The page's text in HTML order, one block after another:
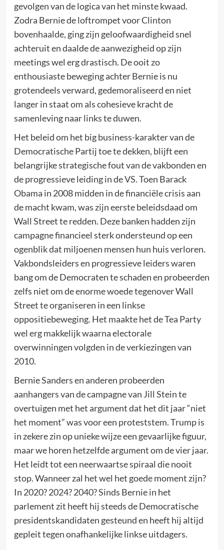
gevolgen van de logica van het minste kwaad.
Zodra Bernie de loftrompet voor Clinton
bovenhaalde, ging zijn geloofwaardigheid snel
achteruit en daalde de aanwezigheid op zijn
meetings wel erg drastisch. De ooit zo
enthousiaste beweging achter Bernie is nu
grotendeels verward, gedemoraliseerd en niet
langer in staat om als cohesieve kracht de
samenleving naar links te duwen.
Het beleid om het big business-karakter van de
Democratische Partij toe te dekken, blijft een
belangrijke strategische fout van de vakbonden en
de progressieve leiding in de VS. Toen Barack
Obama in 2008 midden in de financiële crisis aan
de macht kwam, was zijn eerste beleidsdaad om
Wall Street te redden. Deze banken hadden zijn
campagne financieel sterk ondersteund op een
ogenblik dat miljoenen mensen hun huis verloren.
Vakbondsleiders en progressieve leiders waren
bang om de Democraten te schaden en probeerden
zelfs niet om de enorme woede tegenover Wall
Street te organiseren in een linkse
oppositiebeweging. Het maakte het de Tea Party
wel erg makkelijk waarna electorale
overwinningen volgden in de verkiezingen van
2010.
Bernie Sanders en anderen probeerden
aanhangers van de campagne van Jill Stein te
overtuigen met het argument dat het dit jaar “niet
het moment” was voor een proteststem. Trump is
in zekere zin op unieke wijze een gevaarlijke figuur,
maar we horen hetzelfde argument om de vier jaar.
Het leidt tot een neerwaartse spiraal die nooit
stop. Wanneer zal het wel het goede moment zijn?
In 2020? 2024? 2040? Sinds Bernie in het
parlement zit heeft hij steeds de Democratische
presidentskandidaten gesteund en heeft hij altijd
gepleit tegen onafhankelijke linkse uitdagers.